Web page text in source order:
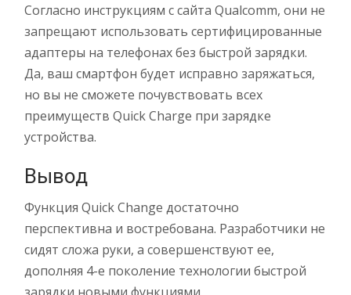
Согласно инструкциям с сайта Qualcomm, они не
запрещают использовать сертифицированные
адаптеры на телефонах без быстрой зарядки.
Да, ваш смартфон будет исправно заряжаться,
но вы не сможете почувствовать всех
преимуществ Quick Charge при зарядке
устройства.
Вывод
Функция Quick Change достаточно
перспективна и востребована. Разработчики не
сидят сложа руки, а совершенствуют ее,
дополняя 4-е поколение технологии быстрой